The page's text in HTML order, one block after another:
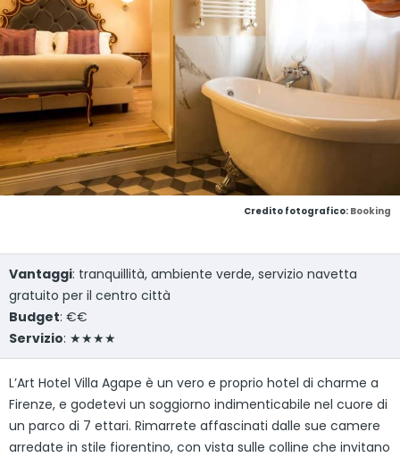
Credito fotografico: Booking
Vantaggi: tranquillità, ambiente verde, servizio navetta
gratuito per il centro città
Budget: €€
Servizio: ★★★★
L’Art Hotel Villa Agape è un vero e proprio hotel di charme a
Firenze, e godetevi un soggiorno indimenticabile nel cuore di
un parco di 7 ettari. Rimarrete affascinati dalle sue camere
arredate in stile fiorentino, con vista sulle colline che invitano